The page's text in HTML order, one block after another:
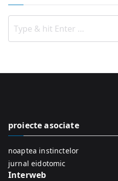
proiecte asociate
noaptea instinctelor
jurnal eidotomic
Interweb